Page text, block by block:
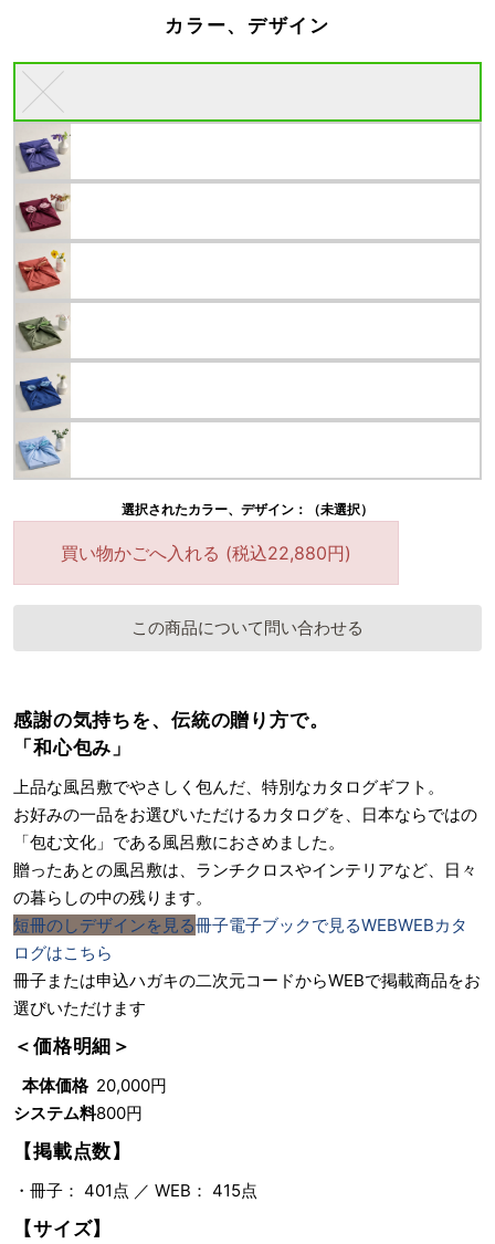
カラー、デザイン
選択されたカラー、デザイン：（未選択）
買い物かごへ入れる (税込22,880円)
この商品について問い合わせる
感謝の気持ちを、伝統の贈り方で。
「和心包み」
上品な風呂敷でやさしく包んだ、特別なカタログギフト。
お好みの一品をお選びいただけるカタログを、日本ならではの
「包む文化」である風呂敷におさめました。
贈ったあとの風呂敷は、ランチクロスやインテリアなど、日々
の暮らしの中の残ります。
短冊のしデザインを見る冊子電子ブックで見るWEBWEBカタ
ログはこちら
冊子または申込ハガキの二次元コードからWEBで掲載商品をお
選びいただけます
＜価格明細＞
本体価格 20,000円
システム料800円
【掲載点数】
・冊子： 401点 ／ WEB： 415点
【サイズ】